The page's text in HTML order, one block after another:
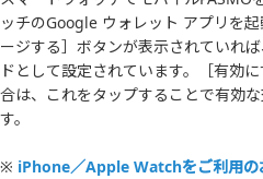
ッチのGoogle ウォレット アプリを
ージする］ボタンが表示されていれ
ドとして設定されています。［有効
合は、これをタップすることで有効
す。
※ iPhone／Apple Watchをご利用の